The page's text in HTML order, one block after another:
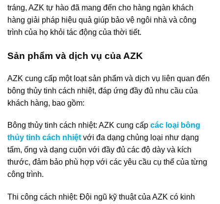
tráng, AZK tự hào đã mang đến cho hàng ngàn khách
hàng giải pháp hiệu quả giúp bảo vệ ngôi nhà và công
trình của họ khỏi tác động của thời tiết.
Sản phẩm và dịch vụ của AZK
AZK cung cấp một loạt sản phẩm và dịch vụ liên quan đến
bông thủy tinh cách nhiệt, đáp ứng đầy đủ nhu cầu của
khách hàng, bao gồm:
Bông thủy tinh cách nhiệt: AZK cung cấp các loại bông
thủy tinh cách nhiệt với đa dạng chủng loại như dạng
tấm, ống và dạng cuộn với đầy đủ các độ dày và kích
thước, đảm bảo phù hợp với các yêu cầu cụ thể của từng
công trình.
Thi công cách nhiệt: Đội ngũ kỹ thuật của AZK có kinh